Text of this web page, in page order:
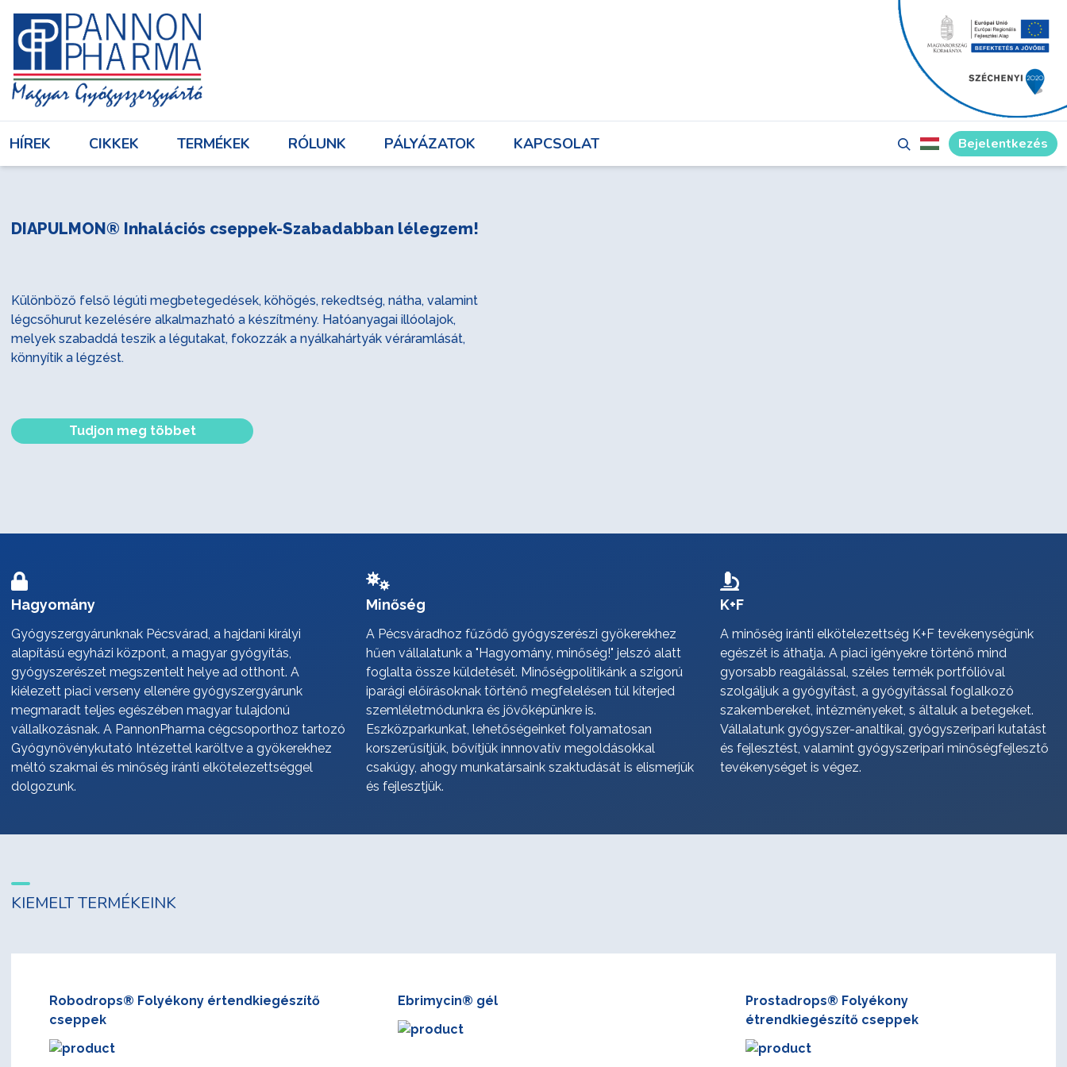
HÍREK CIKKEK
HÍREK CIKKEK TERMÉKEK RÓLUNK PÁLYÁZATOK KAPCSOLAT Bejelentkezés
DIAPULMON® Inhalációs cseppek-Szabadabban lélegzem!
Különböző felső légúti megbetegedések, köhögés, rekedtség, nátha, valamint
légcsőhurut kezelésére alkalmazható a készítmény. Hatóanyagai illóolajok,
melyek szabaddá teszik a légutakat, fokozzák a nyálkahártyák véráramlását,
könnyítik a légzést.
Tudjon meg többet
K+F
A minőség iránti elkötelezettség K+F tevékenységünk
egészét is áthatja. A piaci igényekre történő mind
gyorsabb reagálással, széles termék portfólióval
szolgáljuk a gyógyítást, a gyógyítással foglalkozó
szakembereket, intézményeket, s általuk a betegeket.
Vállalatunk gyógyszer-analtikai, gyógyszeripari kutatást
és fejlesztést, valamint gyógyszeripari minőségfejlesztő
tevékenységet is végez.
Minőség
A Pécsváradhoz fűződő gyógyszerészi gyökerekhez
hűen vállalatunk a "Hagyomány, minőség!" jelszó alatt
foglalta össze küldetését. Minőségpolitikánk a szigorú
iparági előírásoknak történő megfelelésen túl kiterjed
szemléletmódunkra és jövőképünkre is.
Eszközparkunkat, lehetőségeinket folyamatosan
korszerűsítjük, bővítjük innnovatív megoldásokkal
csakúgy, ahogy munkatársaink szaktudását is elismerjük
és fejlesztjük.
Hagyomány
Gyógyszergyárunknak Pécsvárad, a hajdani királyi
alapítású egyházi központ, a magyar gyógyítás,
gyógyszerészet megszentelt helye ad otthont. A
kiélezett piaci verseny ellenére gyógyszergyárunk
megmaradt teljes egészében magyar tulajdonú
vállalkozásnak. A PannonPharma cégcsoporthoz tartozó
Gyógynövénykutató Intézettel karöltve a gyökerekhez
méltó szakmai és minőség iránti elkötelezettséggel
dolgozunk.
KIEMELT TERMÉKEINK
Robodrops® Folyékony értendkiegészítő
cseppek
Ebrimycin® gél
Prostadrops® Folyékony
étrendkiegészítő cseppek